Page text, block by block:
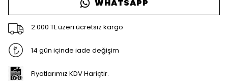
WHATSAPP
2.000 TL üzeri ücretsiz kargo
14 gün içinde iade değişim
Fiyatlarımız KDV Hariçtir.